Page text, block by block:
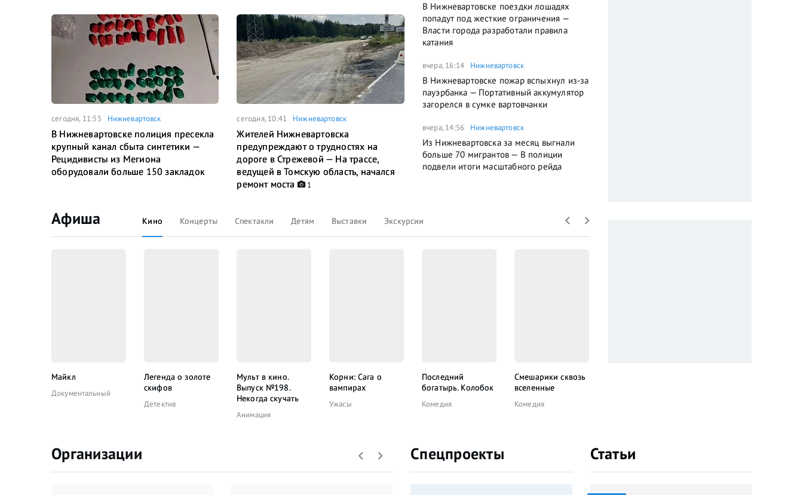
сегодня, 11:55 Нижневартовск
В Нижневартовске полиция пресекла
крупный канал сбыта синтетики —
Рецидивисты из Мегиона
оборудовали больше 150 закладок
сегодня, 10:41 Нижневартовск
Жителей Нижневартовска
предупреждают о трудностях на
дороге в Стрежевой — На трассе,
ведущей в Томскую область, начался
ремонт моста
1
В Нижневартовске поездки лошадях
попадут под жесткие ограничения —
Власти города разработали правила
катания
вчера, 16:14 Нижневартовск
В Нижневартовске пожар вспыхнул из-за
пауэрбанка — Портативный аккумулятор
загорелся в сумке вартовчанки
вчера, 14:56 Нижневартовск
Из Нижневартовска за месяц выгнали
больше 70 мигрантов — В полиции
подвели итоги масштабного рейда
Афиша Кино Концерты Спектакли Детям Выставки Экскурсии
Майкл
Документальный
Легенда о золоте
скифов
Детектив
Мульт в кино.
Выпуск №198.
Некогда скучать
Анимация
Корни: Сага о
вампирах
Ужасы
Последний
богатырь. Колобок
Комедия
Смешарики сквозь
вселенные
Комедия
Организации Спецпроекты Статьи